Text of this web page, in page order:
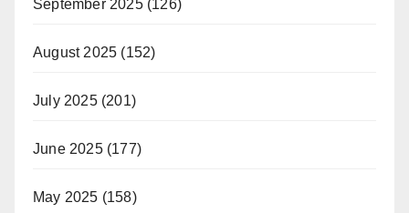
September 2025(126)
August 2025 (152)
July 2025(201)
June 2025(177)
May 2025 (158)